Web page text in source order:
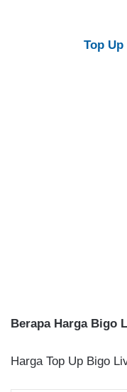
Top
Berapa Harga Bigo
Harga Top Up Bigo